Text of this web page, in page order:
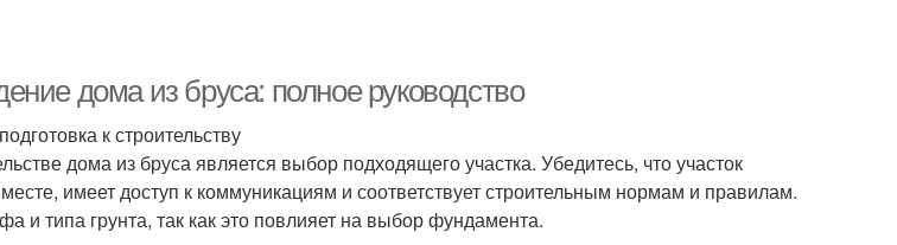
дома из бруса: полное руководство
к строительству
дома из бруса является выбор подходящего участка. Убедитесь, что участок
имеет доступ к коммуникациям и соответствует строительным нормам и правилам.
и типа грунта, так как это повлияет на выбор фундамента.